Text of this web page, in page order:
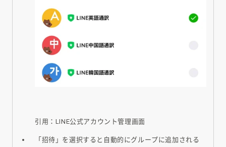
引用：LINE公式アカウント管理画面
「招待」を選択すると自動的にグループに追加される